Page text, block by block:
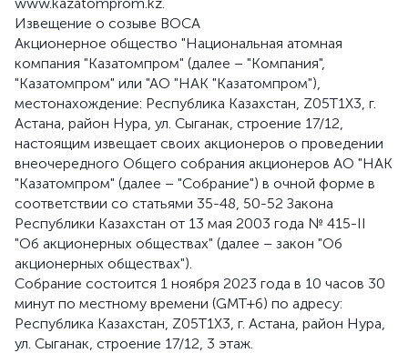
Извещение о созыве ВОСА
Акционерное общество "Национальная атомная
компания "Казатомпром" (далее – "Компания",
"Казатомпром" или "АО "НАК "Казатомпром"),
местонахождение: Республика Казахстан, Z05T1X3, г.
Астана, район Нура, ул. Сыганак, строение 17/12,
настоящим извещает своих акционеров о проведении
внеочередного Общего собрания акционеров АО "НАК
"Казатомпром" (далее – "Собрание") в очной форме в
соответствии со статьями 35-48, 50-52 Закона
Республики Казахстан от 13 мая 2003 года № 415-II
"Об акционерных обществах" (далее – закон "Об
акционерных обществах").
Собрание состоится 1 ноября 2023 года в 10 часов 30
минут по местному времени (GMT+6) по адресу:
Республика Казахстан, Z05T1X3, г. Астана, район Нура,
ул. Сыганак, строение 17/12, 3 этаж.